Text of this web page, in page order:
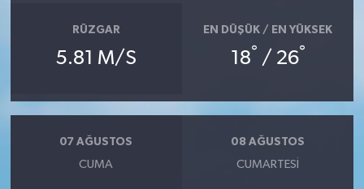
RÜZGAR
5.81 M/S
EN DÜŞÜK / EN YÜKSEK
18° / 26°
07 AĞUSTOS
CUMA
08 AĞUSTOS
CUMARTESI